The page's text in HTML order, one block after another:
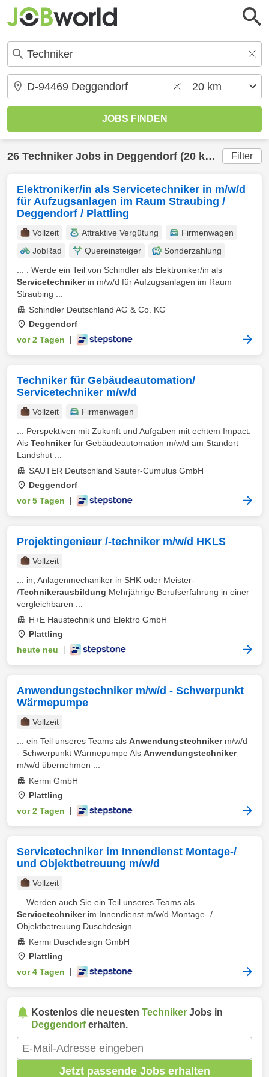
26 Techniker Jobs in Deggendorf (20 km) gefunden Filter
Elektroniker/in als Servicetechniker in m/w/d
für Aufzugsanlagen im Raum Straubing /
Deggendorf / Plattling
Vollzeit Attraktive Vergütung
Firmenwagen
JobRad
Quereinsteiger
Sonderzahlung
... . Werde ein Teil von Schindler als Elektroniker/in als
Servicetechnikerin m/w/d für Aufzugsanlagen im Raum
Straubing ...
Schindler Deutschland AG & Co. KG
Deggendorf
vor 2 Tagen
Techniker für Gebäudeautomation/
Servicetechniker m/w/d
Vollzeit
Firmenwagen
... Perspektiven mit Zukunft und Aufgaben mit echtem Impact.
Als Technikerfür Gebäudeautomation m/w/d am Standort
Landshut ...
SAUTER Deutschland Sauter-Cumulus GmbH
Deggendorf
vor 5 Tagen
Projektingenieur /-techniker m/w/d HKLS
Vollzeit
... in, Anlagenmechaniker in SHK oder Meister-
/Technikerausbildung Mehrjährige Berufserfahrung in einer
vergleichbaren ...
H+E Haustechnik und Elektro GmbH
Plattling
heute neu
Anwendungstechniker m/w/d - Schwerpunkt
Wärmepumpe
Vollzeit
... ein Teil unseres Teams als Anwendungstechnikerm/w/d
- Schwerpunkt Wärmepumpe Als Anwendungstechniker
m/w/d übernehmen ...
Kermi GmbH
Plattling
vor 2 Tagen
Servicetechniker im Innendienst Montage-/
und Objektbetreuung m/w/d
Vollzeit
... Werden auch Sie ein Teil unseres Teams als
Servicetechnikerim Innendienst m/w/d Montage- /
Objektbetreuung Duschdesign ...
Kermi Duschdesign GmbH
Plattling
vor 4 Tagen
Kostenlos die neuesten Techniker Jobs in
Deggendorferhalten.
Jetzt passende Jobs erhalten